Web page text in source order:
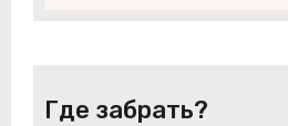
Где забрать?